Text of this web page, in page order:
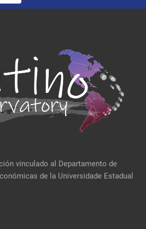
vinculado al Departamento de
de la Universidade Estadual